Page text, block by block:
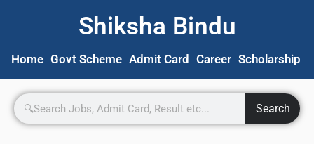
Shiksha Bindu
Home Govt Scheme Admit Card Career Scholarship
Search